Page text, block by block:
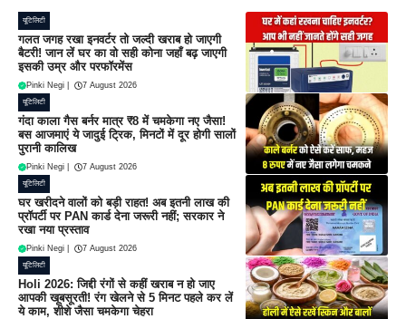
यूटिलिटी
गलत जगह रखा इनवर्टर तो जल्दी खराब हो जाएगी
बैटरी! जान लें घर का वो सही कोना जहाँ बढ़ जाएगी
इसकी उम्र और परफॉरमेंस
Pinki Negi 7 August 2026
यूटिलिटी
गंदा काला गैस बर्नर मात्र ₹8 में चमकेगा नए जैसा!
बस आजमाएं ये जादुई ट्रिक, मिनटों में दूर होगी सालों
पुरानी कालिख
Pinki Negi 7 August 2026
यूटिलिटी
घर खरीदने वालों को बड़ी राहत! अब इतनी लाख की
प्रॉपर्टी पर PAN कार्ड देना जरूरी नहीं; सरकार ने
रखा नया प्रस्ताव
Pinki Negi 7 August 2026
यूटिलिटी
Holi 2026: जिद्दी रंगों से कहीं खराब न हो जाए
आपकी खूबसूरती! रंग खेलने से 5 मिनट पहले कर लें
ये काम, शीशे जैसा चमकेगा चेहरा